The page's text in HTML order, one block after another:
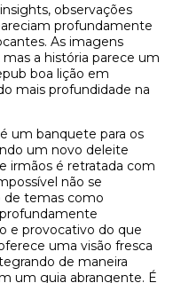
observações
profundamente
As imagens
a história parece um
boa lição em
mais profundidade na
um banquete para os
um novo deleite
irmãos é retratada com
não se
de temas como
e provocativo do que
uma visão fresca
de maneira
um guia abrangente. É